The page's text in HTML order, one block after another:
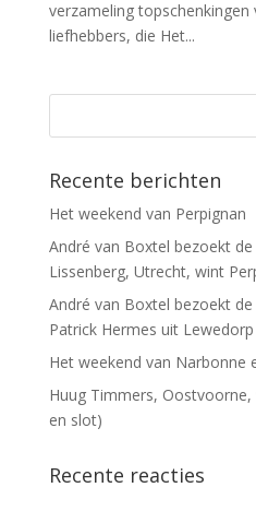
verzameling topschenkingen
liefhebbers, die Het...
Recente berichten
Het weekend van Perpignan
André van Boxtel bezoekt de
Lissenberg, Utrecht, wint
André van Boxtel bezoekt
Patrick Hermes uit
Het weekend van Narbonne
Huug Timmers,
en slot)
Recente reacties